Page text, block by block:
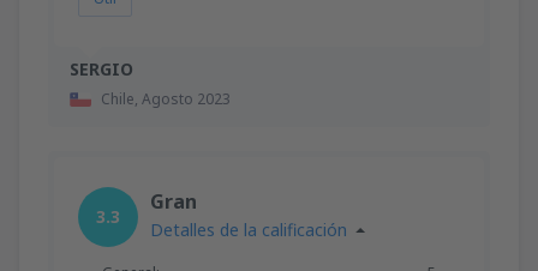
SERGIO
Chile, Agosto 2023
3.3
Gran
Detalles de la calificación